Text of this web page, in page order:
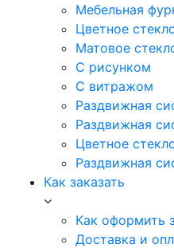
Мебельная
Цветное
Матовое
C рисунком
C витражом
Раздвижная
Раздвижная
Цветное
Раздвижная
Как заказать
Как оформить
Доставка и